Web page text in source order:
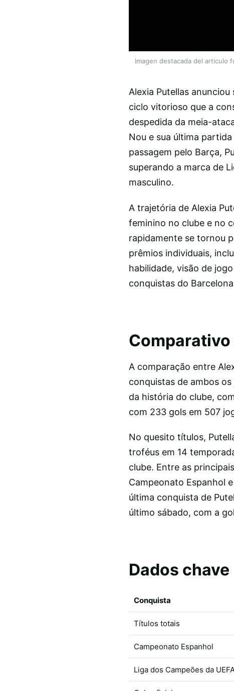
Imagen destacada del articulo
Alexia Putellas
ciclo vitorioso que a
despedida da meia-
Nou e sua última
passagem pelo Barça,
superando a marca de
masculino.
A trajetória de Alexia
feminino no clube e no
rapidamente se tornou
prêmios individuais,
habilidade, visão de
conquistas do
A comparação entre
conquistas de ambos
da história do clube,
com 233 gols em 507
No quesito títulos,
troféus em 14
clube. Entre as
Campeonato Espanhol
última conquista de
último sábado, com a
Dados chave
Conquista
Títulos totais
Campeonato Espanhol
Liga dos Campeões da